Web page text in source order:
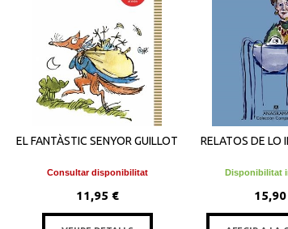
EL FANTÀSTIC SENYOR GUILLOT
Consultar disponibilitat
11,95 €
RELATOS DE LO
Disponibilitat